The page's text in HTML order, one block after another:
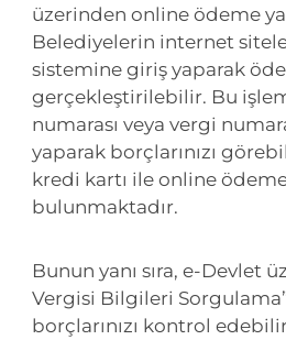
üzerinden online ödeme
Belediyelerin internet
sistemine giriş yaparak
gerçekleştirilebilir. Bu
numarası veya vergi
yaparak borçlarınızı
kredi kartı ile online
bulunmaktadır.
Bunun yanı sıra, e-Devlet
Vergisi Bilgileri
borçlarınızı kontrol